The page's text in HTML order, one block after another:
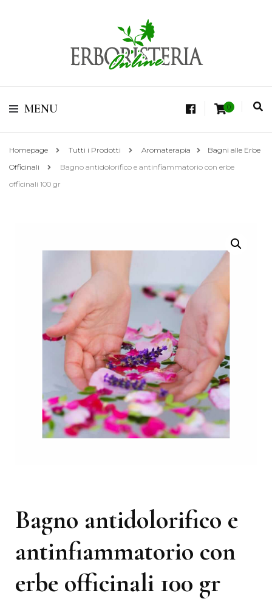
Erboristeria Shop
Online Tisane
Vendita di Botaniche, Erbe e Spezie Officinali, Tisane Terapeutiche Esclusive,
MENU 0
Homepage Tutti i Prodotti Aromaterapia
Bagni alle Erbe
Officinali
Bagno antidolorifico e antinfiammatorio con erbe
officinali 100 gr
Bagno antidolorifico e
antinfiammatorio con
erbe officinali 100 gr